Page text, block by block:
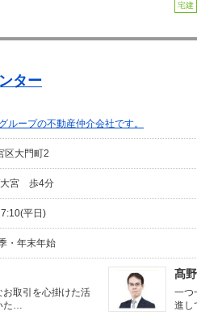
宅建
ター
ループの不動産仲介会社です。
区大門町2
大宮 歩4分
平日)
・年末年始
取引を心掛けた活
た…
髙
一つ
進し